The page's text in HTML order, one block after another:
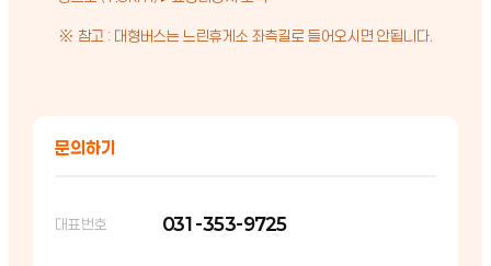
※ 참고 : 대형버스는 느린휴게소 좌측길로 들어오시면 안됩니다.
문의하기
대표번호 031-353-9725